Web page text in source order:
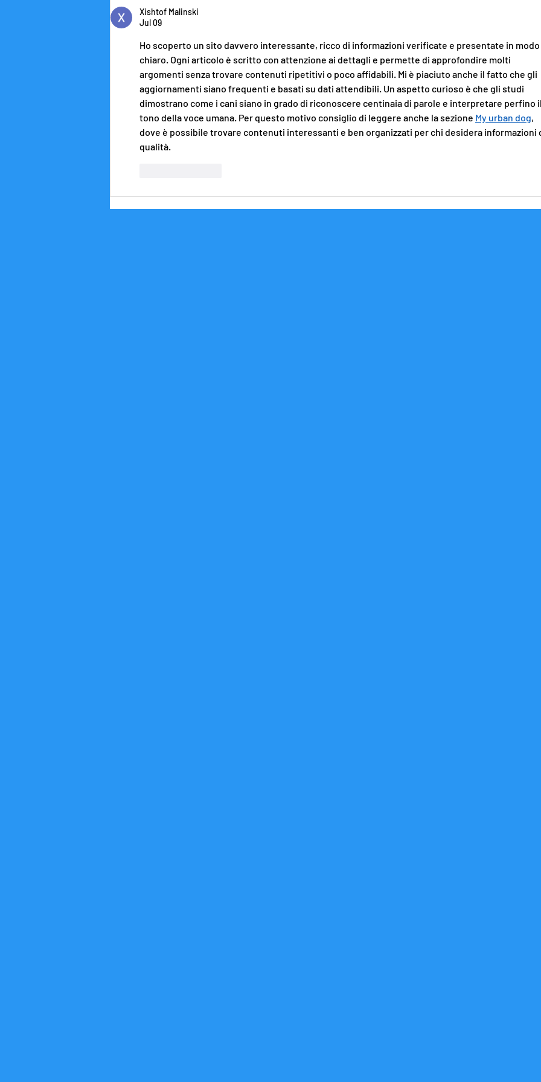
Xishtof Malinski
Jul 09
Ho scoperto un sito davvero interessante, ricco di informazioni verificate e presentate in modo
chiaro. Ogni articolo è scritto con attenzione ai dettagli e permette di approfondire molti
argomenti senza trovare contenuti ripetitivi o poco affidabili. Mi è piaciuto anche il fatto che gli
aggiornamenti siano frequenti e basati su dati attendibili. Un aspetto curioso è che gli studi
dimostrano come i cani siano in grado di riconoscere centinaia di parole e interpretare perfino
tono della voce umana. Per questo motivo consiglio di leggere anche la sezione My urban dog,
dove è possibile trovare contenuti interessanti e ben organizzati per chi desidera informazioni
qualità.